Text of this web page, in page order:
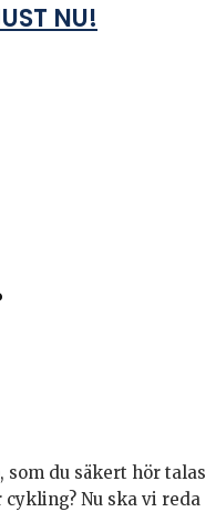
NU!
du säkert hör talas
Nu ska vi reda